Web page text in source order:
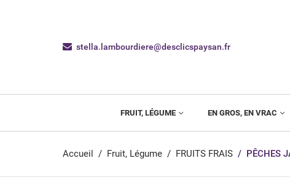
stella.lambourdiere@desclicspaysan.fr
FRUIT, LÉGUME EN GROS, EN VRAC
Accueil Fruit, Légume FRUITS FRAIS PÊCHES